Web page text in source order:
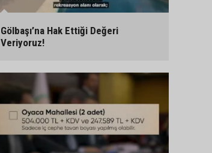
Gölbaşı’na Hak Ettiği Değeri
Veriyoruz!